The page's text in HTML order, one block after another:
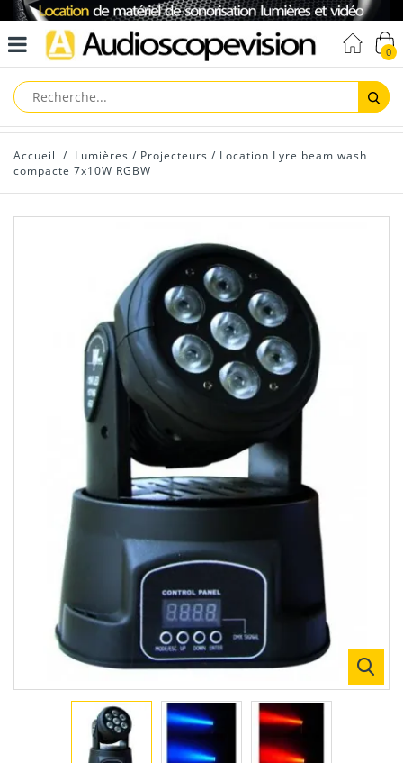
0
Accueil / Lumières / Projecteurs / Location Lyre beam wash
compacte 7x10W RGBW